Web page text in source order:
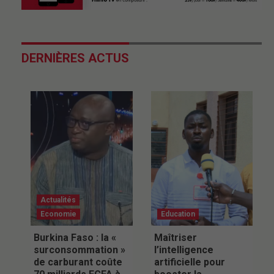
DERNIÈRES ACTUS
Actualités
Economie
Burkina Faso : la «
surconsommation »
de carburant coûte
Education
Maîtriser
l’intelligence
artificielle pour